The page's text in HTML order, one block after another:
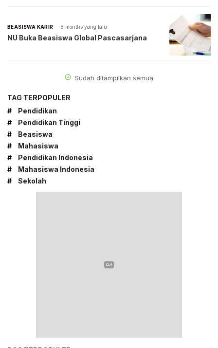
BEASISWA KARIR 8 months yang lalu
NU Buka Beasiswa Global Pascasarjana
Sudah ditampilkan semua
TAG TERPOPULER
#
Pendidikan
#
Pendidikan Tinggi
#
Beasiswa
#
Mahasiswa
#
Pendidikan Indonesia
#
Mahasiswa Indonesia
#
Sekolah